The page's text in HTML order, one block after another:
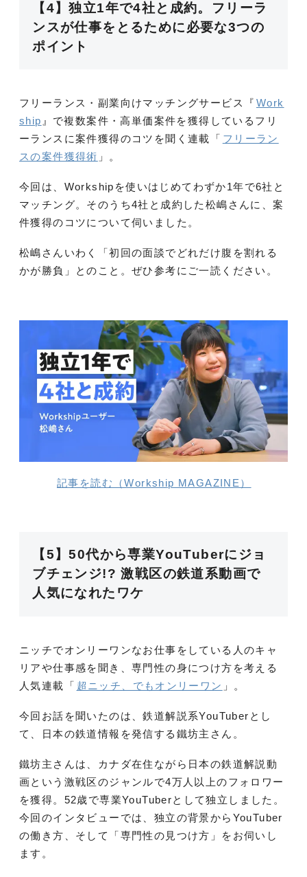
【4】独立1年で4社と成約。フリーラ
ンスが仕事をとるために必要な3つの
ポイント
フリーランス・副業向けマッチングサービス『 Work
ship 』で複数案件・高単価案件を獲得しているフリ
ーランスに案件獲得のコツを聞く連載「 フリーラン
スの案件獲得術 」。
今回は、Workshipを使いはじめてわずか1年で6社と
マッチング。そのうち4社と成約した松嶋さんに、案
件獲得のコツについて伺いました。
松嶋さんいわく「初回の面談でどれだけ腹を割れる
かが勝負」とのこと。ぜひ参考にご一読ください。
記事を読む（Workship MAGAZINE）
【5】50代から専業YouTuberにジョ
ブチェンジ!? 激戦区の鉄道系動画で
人気になれたワケ
ニッチでオンリーワンなお仕事をしている人のキャ
リアや仕事感を聞き、専門性の身につけ方を考える
人気連載「 超ニッチ、でもオンリーワン 」。
今回お話を聞いたのは、鉄道解説系YouTuberとし
て、日本の鉄道情報を発信する鐵坊主さん。
鐵坊主さんは、カナダ在住ながら日本の鉄道解説動
画という激戦区のジャンルで4万人以上のフォロワー
を獲得。52歳で専業YouTuberとして独立しました。
今回のインタビューでは、独立の背景からYouTuber
の働き方、そして「専門性の見つけ方」をお伺いし
ます。